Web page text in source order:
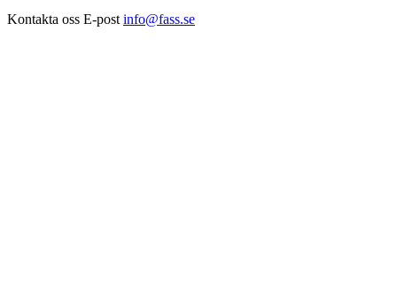
Kontakta oss E-post info@fass.se